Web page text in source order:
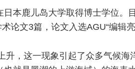
本鹿儿岛大学取得博士学位。
论文3篇，论文入选AGU“编辑
，这一现象引起了众多气候